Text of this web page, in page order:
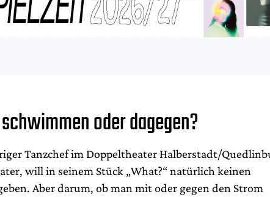
oder dagegen?
Tanzchef im Doppeltheater Halberstadt/
will in seinem Stück „What?“ natürlich keinen
Aber darum, ob man mit oder gegen den Strom